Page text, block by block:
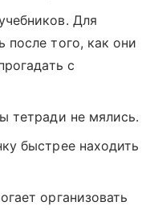
Для
после того, как они
с
тетради не мялись.
быстрее находить
организовать